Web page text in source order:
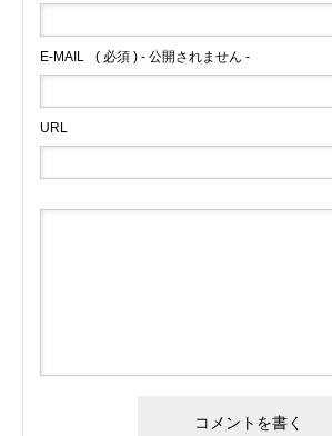
E-MAIL ( 必須 ) - 公開されません -
URL